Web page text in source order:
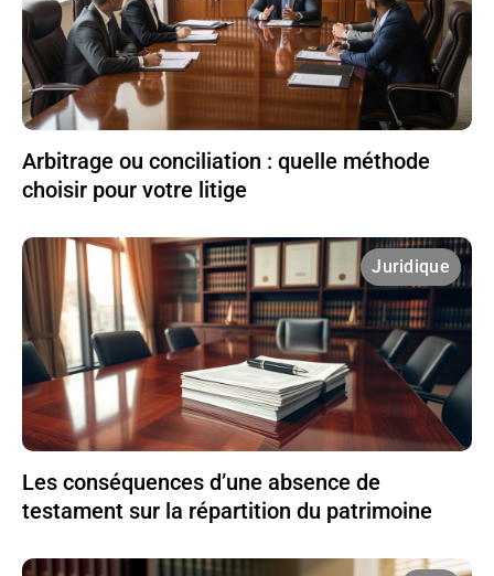
Arbitrage ou conciliation : quelle méthode
choisir pour votre litige
Juridique
Les conséquences d’une absence de
testament sur la répartition du patrimoine